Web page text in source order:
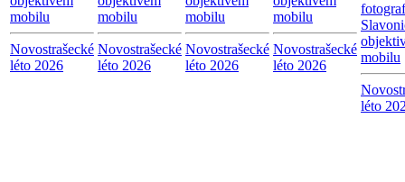
mobilu
Novostrašecké
léto 2026
mobilu
Novostrašecké
léto 2026
mobilu
Novostrašecké
léto 2026
mobilu
Novostrašecké
léto 2026
mobilu
léto